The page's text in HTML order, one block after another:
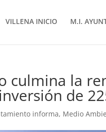
VILLENA INICIO M.I.
culmina la
de
informa, Medio